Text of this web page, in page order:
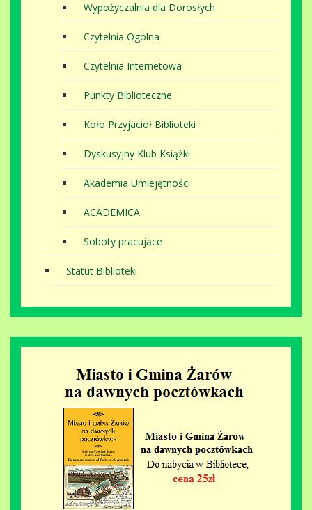
Wypożyczalnia dla Dorosłych
Czytelnia Ogólna
Czytelnia Internetowa
Punkty Biblioteczne
Koło Przyjaciół Biblioteki
Dyskusyjny Klub Książki
Akademia Umiejętności
ACADEMICA
Soboty pracujące
Statut Biblioteki